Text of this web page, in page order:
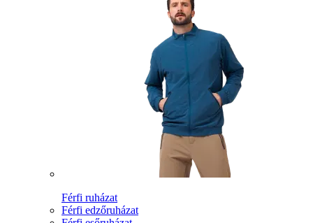
Férfi ruházat
Férfi edzőruházat